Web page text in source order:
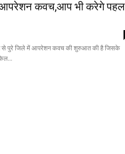
आपरेशन कवच,आप भी करेगे पहल
से पुरे जिले में आपरेशन कवच की शुरुआत की है जिसके